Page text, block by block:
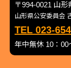
〒994-0021 山
山形県公安委員会
TEL 023-
年中無休 10：00